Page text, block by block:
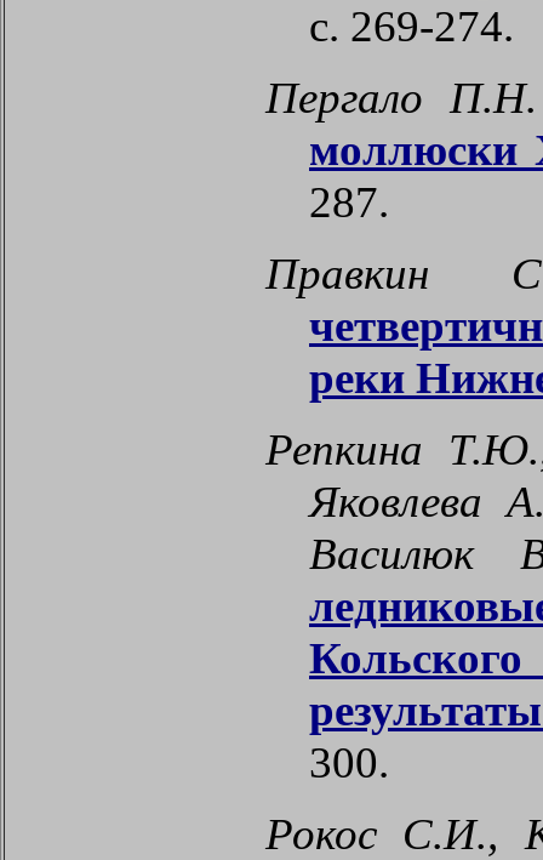
с. 269-274.
Пергало
моллюски
287.
Правкин
реки
Репкина
Яковлева
Василюк
300.
Рокос С.И.,